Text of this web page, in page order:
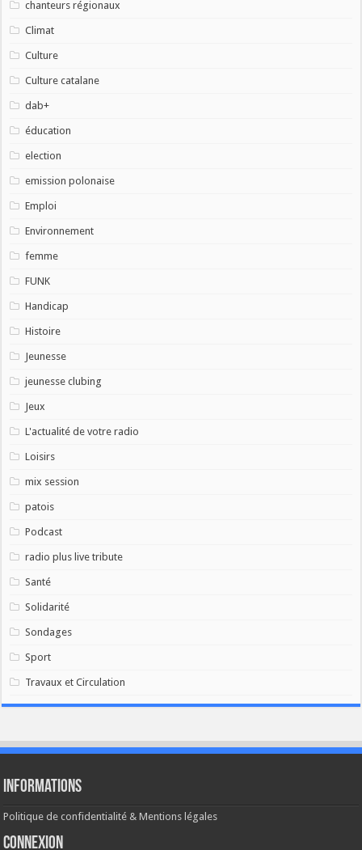
chanteurs régionaux
Climat
Culture
Culture catalane
dab+
éducation
election
emission polonaise
Emploi
Environnement
femme
FUNK
Handicap
Histoire
Jeunesse
jeunesse clubing
Jeux
L'actualité de votre radio
Loisirs
mix session
patois
Podcast
radio plus live tribute
Santé
Solidarité
Sondages
Sport
Travaux et Circulation
Informations
Politique de confidentialité & Mentions légales
Connexion